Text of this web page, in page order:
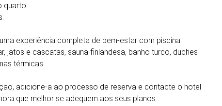
quarto.
experiência completa de bem-estar com piscina
jatos e cascatas, sauna finlandesa, banho turco, duches
térmicas.
adicione-a ao processo de reserva e contacte o hotel
que melhor se adequem aos seus planos.